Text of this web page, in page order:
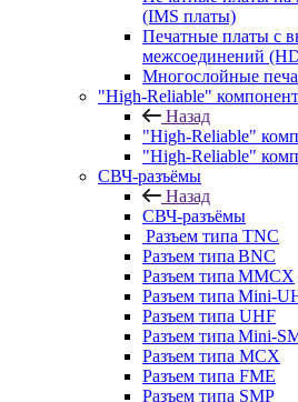
(IMS платы)
Печатные платы с
межсоединений
Многослойные
"High-Reliable"
Назад
"High-Reliable"
"High-Reliable"
СВЧ-разъёмы
Назад
СВЧ-разъёмы
Разъем типа TNC
Разъем типа BNC
Разъем типа MMCX
Разъем типа Mini-
Разъем типа UHF
Разъем типа Mini-
Разъем типа MCX
Разъем типа FME
Разъем типа SMP